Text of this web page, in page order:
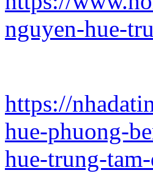
nguyen-hue-
https://
hue-phuong-
hue-trung-